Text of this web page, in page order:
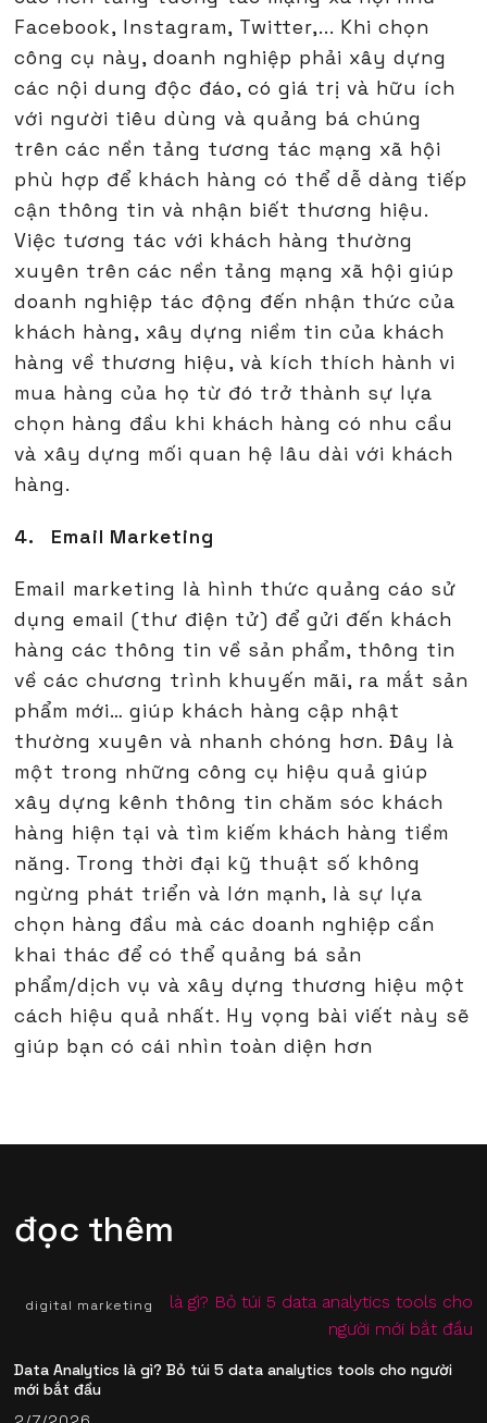
Facebook, Instagram, Twitter,... Khi chọn
công cụ này, doanh nghiệp phải xây dựng
các nội dung độc đáo, có giá trị và hữu ích
với người tiêu dùng và quảng bá chúng
trên các nền tảng tương tác mạng xã hội
phù hợp để khách hàng có thể dễ dàng tiếp
cận thông tin và nhận biết thương hiệu.
Việc tương tác với khách hàng thường
xuyên trên các nền tảng mạng xã hội giúp
doanh nghiệp tác động đến nhận thức của
khách hàng, xây dựng niềm tin của khách
hàng về thương hiệu, và kích thích hành vi
mua hàng của họ từ đó trở thành sự lựa
chọn hàng đầu khi khách hàng có nhu cầu
và xây dựng mối quan hệ lâu dài với khách
hàng.
4. Email Marketing
Email marketing là hình thức quảng cáo sử
dụng email (thư điện tử) để gửi đến khách
hàng các thông tin về sản phẩm, thông tin
về các chương trình khuyến mãi, ra mắt sản
phẩm mới… giúp khách hàng cập nhật
thường xuyên và nhanh chóng hơn. Đây là
một trong những công cụ hiệu quả giúp
xây dựng kênh thông tin chăm sóc khách
hàng hiện tại và tìm kiếm khách hàng tiềm
năng. Trong thời đại kỹ thuật số không
ngừng phát triển và lớn mạnh, là sự lựa
chọn hàng đầu mà các doanh nghiệp cần
khai thác để có thể quảng bá sản
phẩm/dịch vụ và xây dựng thương hiệu một
cách hiệu quả nhất. Hy vọng bài viết này sẽ
giúp bạn có cái nhìn toàn diện hơn
đọc thêm
digital marketing
Data Analytics là gì? Bỏ túi 5 data analytics tools​ cho người
mới bắt đầu